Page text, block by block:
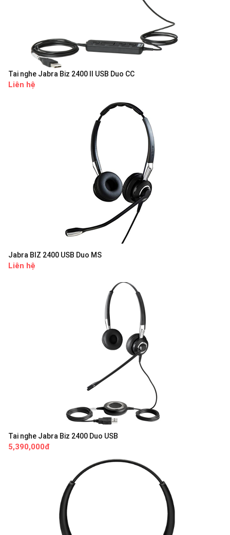
Tai nghe Jabra Biz 2400 II USB Duo CC
Liên hệ
Jabra BIZ 2400 USB Duo MS
Liên hệ
Tai nghe Jabra Biz 2400 Duo USB
5,390,000đ